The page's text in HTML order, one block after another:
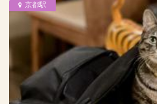
京都駅